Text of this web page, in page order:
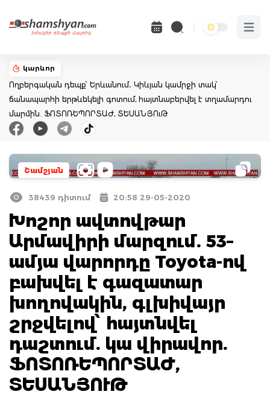
Open
կարևոր
Ողբերգական դեպք՝ Երևանում․ Կիևյան կամրջի տակ՝
ճանապարհի երթևեկելի գոտում, հայտնաբերվել է տղամարդու
մարմին. ՖՈՏՈՌԵՊՈՐՏԱԺ, ՏԵՍԱՆՅՈւԹ
Շամշյան
38439 դիտում 20:58 29-05-2020
Խոշոր ավտովթար
Արմավիրի մարզում. 53–
ամյա վարորդը Toyota-ով
բախվել է գազատար
խողովակին, գլխիվայր
շրջվելով՝ հայտնվել
դաշտում. կա վիրավոր.
ՖՈՏՈՌԵՊՈՐՏԱԺ,
ՏԵՍԱՆՅՈՒԹ